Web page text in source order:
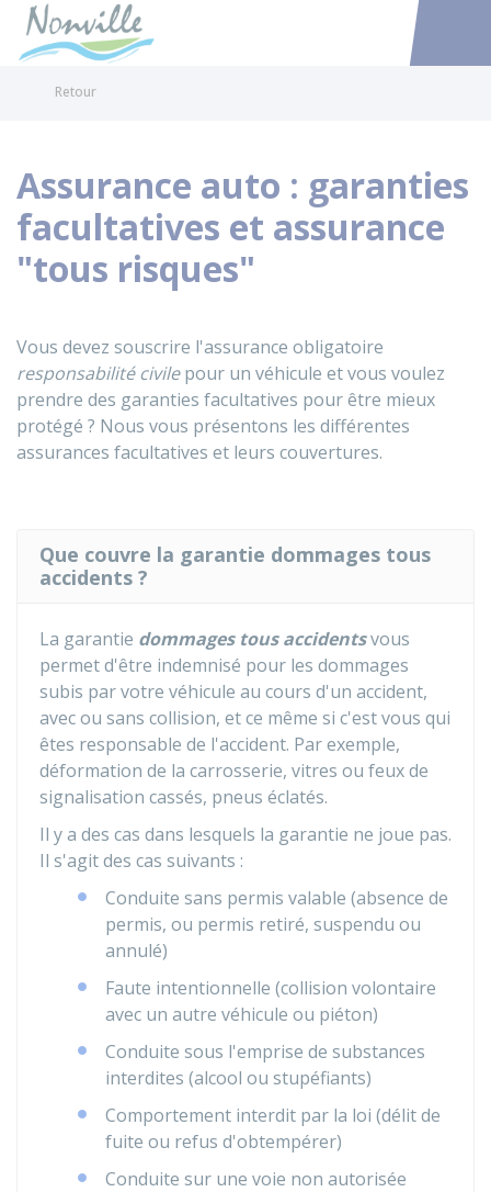
Accéder
Retour
Assurance auto : garanties
facultatives et assurance
"tous risques"
Vous devez souscrire l'assurance obligatoire
responsabilité civilepour un véhicule et vous voulez
prendre des garanties facultatives pour être mieux
protégé ? Nous vous présentons les différentes
assurances facultatives et leurs couvertures.
Que couvre la garantie dommages tous
accidents ?
La garantie dommages tous accidentsvous
permet d'être indemnisé pour les dommages
subis par votre véhicule au cours d'un accident,
avec ou sans collision, et ce même si c'est vous qui
êtes responsable de l'accident. Par exemple,
déformation de la carrosserie, vitres ou feux de
signalisation cassés, pneus éclatés.
Il y a des cas dans lesquels la garantie ne joue pas.
Il s'agit des cas suivants :
Conduite sans permis valable (absence de
permis, ou permis retiré, suspendu ou
annulé)
Faute intentionnelle (collision volontaire
avec un autre véhicule ou piéton)
Conduite sous l'emprise de substances
interdites (alcool ou stupéfiants)
Comportement interdit par la loi (délit de
fuite ou refus d'obtempérer)
Conduite sur une voie non autorisée